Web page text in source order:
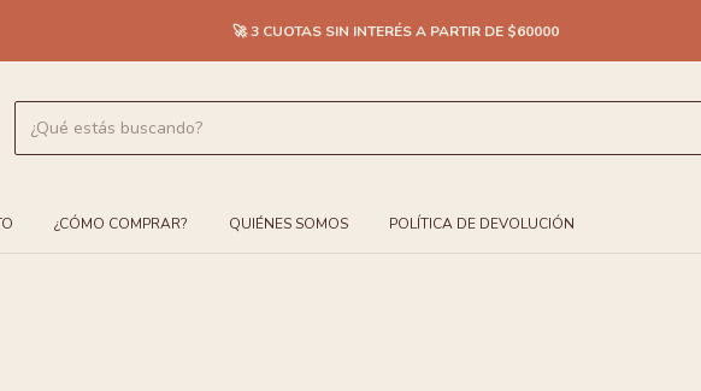
🚀 3 CUOTAS SIN INTERÉS A PARTIR DE $60000
¿CÓMO COMPRAR? QUIÉNES SOMOS POLÍTICA DE DEVOLUCIÓN